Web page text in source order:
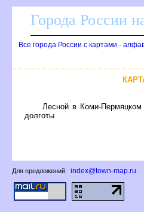
Города России
се города России с картами -
Лесной в Коми-Пермяцком
долготы
Для предложений: index@town-map.ru